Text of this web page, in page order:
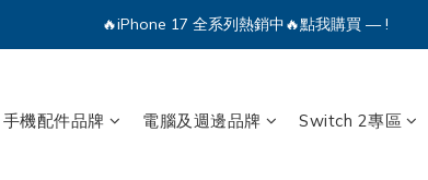
🔥iPhone 17 全系列熱銷中🔥點我購買 — !
💕加入Q哥 Line 新好友領優惠券！🎫
手機配件品牌 電腦及週邊品牌 Switch 2專區